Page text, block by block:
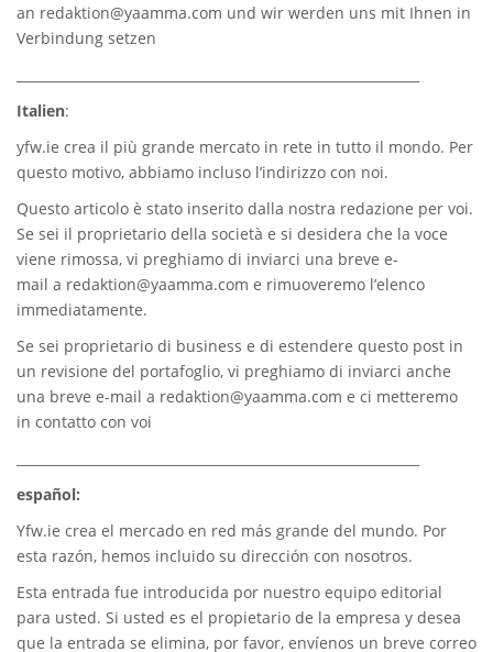
an redaktion@yaamma.com und wir werden uns mit Ihnen in
Verbindung setzen
Italien:
yfw.ie crea il più grande mercato in rete in tutto il mondo. Per
questo motivo, abbiamo incluso l’indirizzo con noi.
Questo articolo è stato inserito dalla nostra redazione per voi.
Se sei il proprietario della società e si desidera che la voce
viene rimossa, vi preghiamo di inviarci una breve e-
mail a redaktion@yaamma.com e rimuoveremo l’elenco
immediatamente.
Se sei proprietario di business e di estendere questo post in
un revisione del portafoglio, vi preghiamo di inviarci anche
una breve e-mail a redaktion@yaamma.com e ci metteremo
in contatto con voi
español:
Yfw.ie crea el mercado en red más grande del mundo. Por
esta razón, hemos incluido su dirección con nosotros.
Esta entrada fue introducida por nuestro equipo editorial
para usted. Si usted es el propietario de la empresa y desea
que la entrada se elimina, por favor, envíenos un breve correo